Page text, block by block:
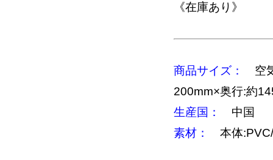
《在庫あり》
商品サイズ：
空
200mm×奥行:約
生産国：
中国
素材：
本体